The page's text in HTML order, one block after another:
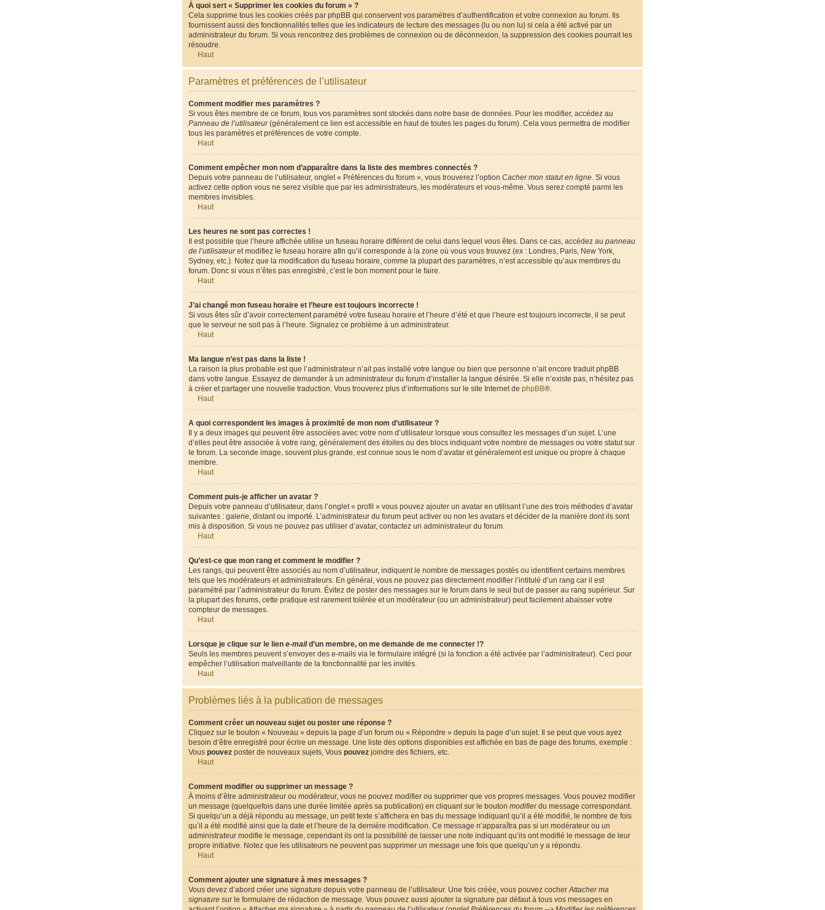
À quoi sert « Supprimer les cookies du forum » ?
Cela supprime tous les cookies créés par phpBB qui conservent vos paramètres d’authentification et votre connexion au forum. Ils
fournissent aussi des fonctionnalités telles que les indicateurs de lecture des messages (lu ou non lu) si cela a été activé par un
administrateur du forum. Si vous rencontrez des problèmes de connexion ou de déconnexion, la suppression des cookies pourrait les
résoudre.
Haut
Paramètres et préférences de l’utilisateur
Comment modifier mes paramètres ?
Si vous êtes membre de ce forum, tous vos paramètres sont stockés dans notre base de données. Pour les modifier, accédez au
Panneau de l’utilisateur(généralement ce lien est accessible en haut de toutes les pages du forum). Cela vous permettra de modifier
tous les paramètres et préférences de votre compte.
Haut
Comment empêcher mon nom d’apparaître dans la liste des membres connectés ?
Depuis votre panneau de l’utilisateur, onglet « Préférences du forum », vous trouverez l’option Cacher mon statut en ligne . Si vous
activez cette option vous ne serez visible que par les administrateurs, les modérateurs et vous-même. Vous serez compté parmi les
membres invisibles.
Haut
Les heures ne sont pas correctes !
Il est possible que l’heure affichée utilise un fuseau horaire différent de celui dans lequel vous êtes. Dans ce cas, accédez au panneau
de l’utilisateuret modifiez le fuseau horaire afin qu’il corresponde à la zone où vous vous trouvez (ex : Londres, Paris, New York,
Sydney, etc.). Notez que la modification du fuseau horaire, comme la plupart des paramètres, n’est accessible qu’aux membres du
forum. Donc si vous n’êtes pas enregistré, c’est le bon moment pour le faire.
Haut
J’ai changé mon fuseau horaire et l’heure est toujours incorrecte !
Si vous êtes sûr d’avoir correctement paramétré votre fuseau horaire et l’heure d’été et que l’heure est toujours incorrecte, il se peut
que le serveur ne soit pas à l’heure. Signalez ce problème à un administrateur.
Haut
Ma langue n’est pas dans la liste !
La raison la plus probable est que l’administrateur n’ait pas installé votre langue ou bien que personne n’ait encore traduit phpBB
dans votre langue. Essayez de demander à un administrateur du forum d’installer la langue désirée. Si elle n’existe pas, n’hésitez pas
à créer et partager une nouvelle traduction. Vous trouverez plus d’informations sur le site Internet de phpBB®.
Haut
A quoi correspondent les images à proximité de mon nom d’utilisateur ?
Il y a deux images qui peuvent être associées avec votre nom d’utilisateur lorsque vous consultez les messages d’un sujet. L’une
d’elles peut être associée à votre rang, généralement des étoiles ou des blocs indiquant votre nombre de messages ou votre statut sur
le forum. La seconde image, souvent plus grande, est connue sous le nom d’avatar et généralement est unique ou propre à chaque
membre.
Haut
Comment puis-je afficher un avatar ?
Depuis votre panneau d’utilisateur, dans l’onglet « profil » vous pouvez ajouter un avatar en utilisant l’une des trois méthodes d’avatar
suivantes : galerie, distant ou importé. L’administrateur du forum peut activer ou non les avatars et décider de la manière dont ils sont
mis à disposition. Si vous ne pouvez pas utiliser d’avatar, contactez un administrateur du forum.
Haut
Qu’est-ce que mon rang et comment le modifier ?
Les rangs, qui peuvent être associés au nom d’utilisateur, indiquent le nombre de messages postés ou identifient certains membres
tels que les modérateurs et administrateurs. En général, vous ne pouvez pas directement modifier l’intitulé d’un rang car il est
paramétré par l’administrateur du forum. Évitez de poster des messages sur le forum dans le seul but de passer au rang supérieur. Sur
la plupart des forums, cette pratique est rarement tolérée et un modérateur (ou un administrateur) peut facilement abaisser votre
compteur de messages.
Haut
Lorsque je clique sur le lien e-maild’un membre, on me demande de me connecter !?
Seuls les membres peuvent s’envoyer des e-mails via le formulaire intégré (si la fonction a été activée par l’administrateur). Ceci pour
empêcher l’utilisation malveillante de la fonctionnalité par les invités.
Haut
Problèmes liés à la publication de messages
Comment créer un nouveau sujet ou poster une réponse ?
Cliquez sur le bouton « Nouveau » depuis la page d’un forum ou « Répondre » depuis la page d’un sujet. Il se peut que vous ayez
besoin d’être enregistré pour écrire un message. Une liste des options disponibles est affichée en bas de page des forums, exemple :
Vous pouvez poster de nouveaux sujets, Vous pouvez joindre des fichiers, etc.
Haut
Comment modifier ou supprimer un message ?
À moins d’être administrateur ou modérateur, vous ne pouvez modifier ou supprimer que vos propres messages. Vous pouvez modifier
un message (quelquefois dans une durée limitée après sa publication) en cliquant sur le bouton modifierdu message correspondant.
Si quelqu’un a déjà répondu au message, un petit texte s’affichera en bas du message indiquant qu’il a été modifié, le nombre de fois
qu’il a été modifié ainsi que la date et l’heure de la dernière modification. Ce message n’apparaîtra pas si un modérateur ou un
administrateur modifie le message, cependant ils ont la possibilité de laisser une note indiquant qu’ils ont modifié le message de leur
propre initiative. Notez que les utilisateurs ne peuvent pas supprimer un message une fois que quelqu’un y a répondu.
Haut
Comment ajouter une signature à mes messages ?
Vous devez d’abord créer une signature depuis votre panneau de l’utilisateur. Une fois créée, vous pouvez cocher Attacher ma
signature sur le formulaire de rédaction de message. Vous pouvez aussi ajouter la signature par défaut à tous vos messages en